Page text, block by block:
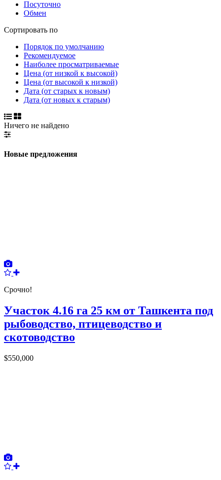
Посуточно
Обмен
Сортировать по
Порядок по умолчанию
Рекомендуемое
Наиболее просматриваемые
Цена (от низкой к высокой)
Цена (от высокой к низкой)
Дата (от старых к новым)
Дата (от новых к старым)
Ничего не найдено
Новые предложения
Срочно!
Участок 4.16 га 25 км от Ташкента под
рыбоводство, птицеводство и
скотоводство
$550,000